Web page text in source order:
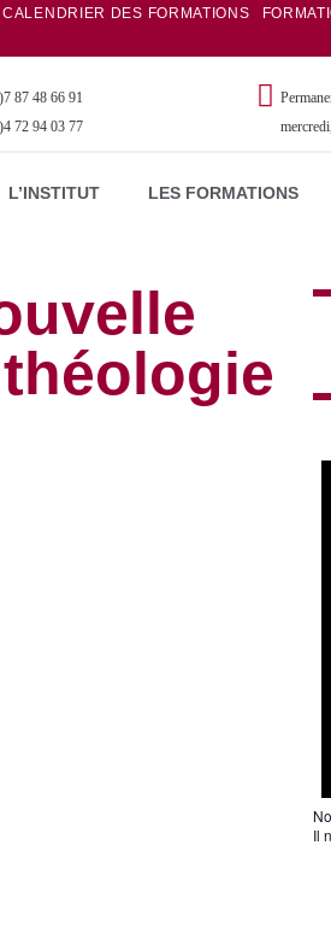
CALENDRIER DES FORMATIONS
87 48 66 91
72 94 03 77
L’INSTITUT LES FORMATIONS
Il